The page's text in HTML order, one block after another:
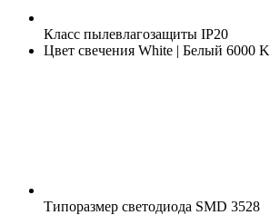
Класс пылевлагозащиты IP20
Цвет свечения White | Белый 6000 K
Типоразмер светодиода SMD 3528